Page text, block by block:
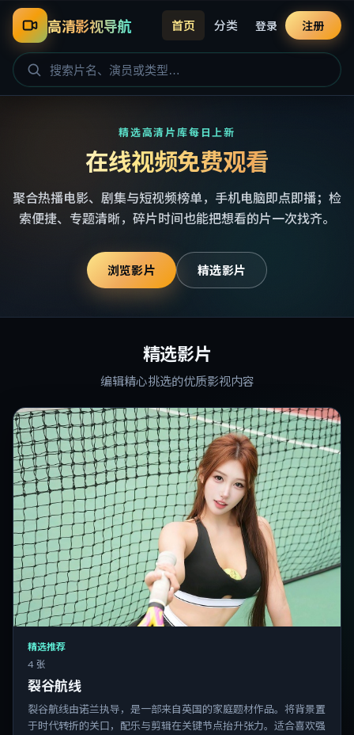
高清影视导航 首页 分类 登录 注册
精选高清片库每日上新
在线视频免费观看
聚合热播电影、剧集与短视频榜单，手机电脑即点即播；检
索便捷、专题清晰，碎片时间也能把想看的片一次找齐。
浏览影片 精选影片
精选影片
编辑精心挑选的优质影视内容
精选推荐
4 张
裂谷航线
裂谷航线由诺兰执导，是一部来自英国的家庭题材作品。将背景置
于时代转折的关口，配乐与剪辑在关键节点抬升张力。适合喜欢强